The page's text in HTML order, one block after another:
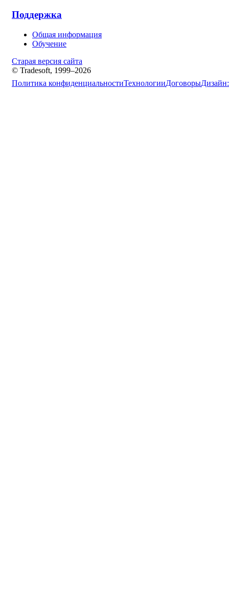
Поддержка
Общая информация
Обучение
Старая версия сайта
© Tradesoft, 1999–2026
Политика конфиденциальностиТехнологииДоговорыДизайн: